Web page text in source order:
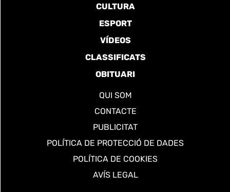
CULTURA
ESPORT
VÍDEOS
CLASSIFICATS
OBITUARI
QUI SOM
CONTACTE
PUBLICITAT
POLÍTICA DE PROTECCIÓ DE DADES
POLÍTICA DE COOKIES
AVÍS LEGAL